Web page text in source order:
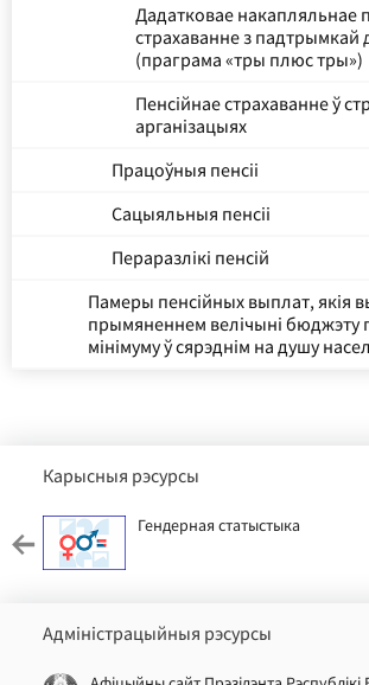
Дадатковае накапляльнае
страхаванне з падтрымкай
(праграма «тры плюс тры»)
Пенсійнае страхаванне ў
арганізацыях
Працоўныя пенсіі
Сацыяльныя пенсіі
Пераразлікі пенсій
Памеры пенсійных выплат, якія
прымяненнем велічыні бюджэту
мінімуму ў сярэднім на душу
Карысныя рэсурсы
Гендерная статыстыка
Адміністрацыйныя рэсурсы